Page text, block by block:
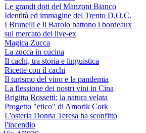
Le grandi doti del Manzoni Bianco
Identità ed immagine del Trento D.O.C.
I Brunelli e il Barolo battono i bordeaux
sul mercato del live-ex
Magica Zucca
La zucca in cucina
Il cachi, tra storia e linguistica
Ricette con il cachi
Il turismo del vino e la pandemia
La flessione dei nostri vini in Cina
Brigitta Rossetti: la natura velata
Progetto "etico" di Amorik Cork
L'osteria Donna Teresa ha sconfitto
l'incendio